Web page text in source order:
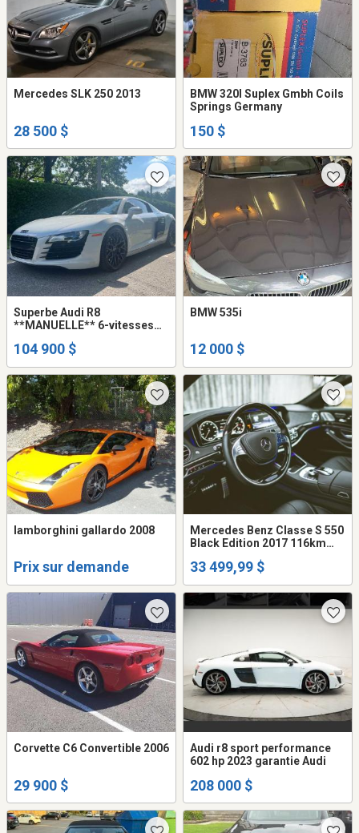
Mercedes SLK 250 2013
28 500 $
BMW 320I Suplex Gmbh Coils
Springs Germany
150 $
Superbe Audi R8
**MANUELLE** 6-vitesses
104 900 $
BMW 535i
12 000 $
lamborghini gallardo 2008
Prix sur demande
Mercedes Benz Classe S 550
Black Edition 2017 116km
fully equiped, sun roof moon
33 499,99 $
Corvette C6 Convertible 2006
29 900 $
Audi r8 sport performance
602 hp 2023 garantie Audi
208 000 $